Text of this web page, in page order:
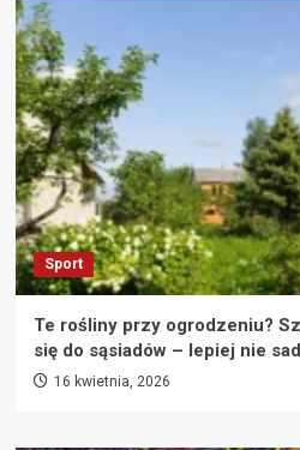
Sport
Te rośliny przy ogrodzeniu?
się do sąsiadów – lepiej nie
16 kwietnia, 2026